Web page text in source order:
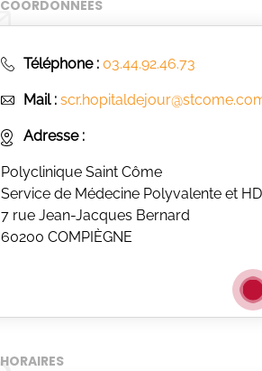
COORDONNÉES
Téléphone : 03.44.92.46.73
Mail :
Adresse :
Polyclinique Saint Côme
Service de Médecine Polyvalente et
7 rue Jean-Jacques Bernard
60200 COMPIÈGNE
HORAIRES